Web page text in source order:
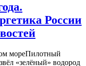
России
мореПилотный
«зелёный» водород